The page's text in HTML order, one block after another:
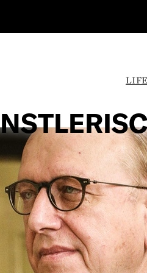
LIFE